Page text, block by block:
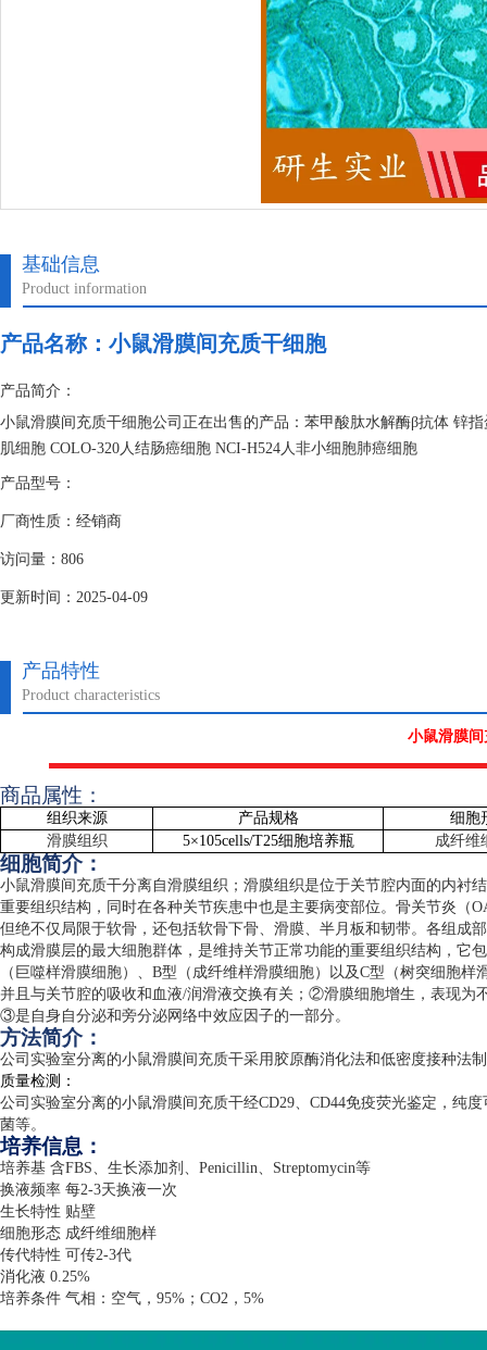
基础信息
Product information
产品名称： 小鼠滑膜间充质干细胞
产品简介：
小鼠滑膜间充质干细胞公司正在出售的产品：苯甲酸肽水解酶β抗体 锌
肌细胞 COLO-320人结肠癌细胞 NCI-H524人非小细胞肺癌细胞
产品型号：
厂商性质：经销商
访问量：806
更新时间：2025-04-09
产品特性
Product characteristics
小鼠滑膜
商品属性：
组织来源 产品规格
细胞
滑膜组织
5×105cells/T25细胞培养瓶 成纤维
细胞简介：
小鼠滑膜间充质干分离自滑膜组织；滑膜组织是位于关节腔内面的内衬
重要组织结构，同时在各种关节疾患中也是主要病变部位。骨关节炎（
但绝不仅局限于软骨，还包括软骨下骨、滑膜、半月板和韧带。各组成
构成滑膜层的最大细胞群体，是维持关节正常功能的重要组织结构，它
（巨噬样滑膜细胞）、 B型（成纤维样滑膜细胞）以及C型（树突细胞样
并且与关节腔的吸收和血液/润滑液交换有关；②滑膜细胞增生，表现为
③是自身自分泌和旁分泌网络中效应因子的一部分。
方法简介：
公司实验室分离的小鼠滑膜间充质干采用胶原酶消化法和低密度接种法
质量检测：
公司实验室分离的小鼠滑膜间充质干经CD29、 CD44免疫荧光鉴定，纯度
菌等。
培养信息：
培养基 含FBS、生长添加剂、 Penicillin、 Streptomycin等
换液频率 每2-3天换液一次
生长特性 贴壁
细胞形态 成纤维细胞样
传代特性 可传2-3代
消化液 0.25%
培养条件 气相：空气， 95% ； CO2 ， 5%